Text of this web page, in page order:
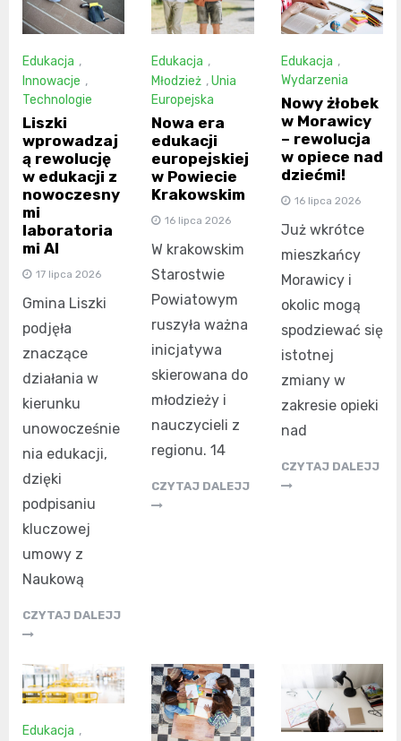
Edukacja ,
Innowacje ,
Technologie
Liszki
wprowadzaj
ą rewolucję
w edukacji z
nowoczesny
mi
laboratoria
mi AI
17 lipca 2026
Gmina Liszki
podjęła
znaczące
działania w
kierunku
unowocześnie
nia edukacji,
dzięki
podpisaniu
kluczowej
umowy z
Naukową
CZYTAJ DALEJJ
Edukacja ,
Młodzież ,Unia
Europejska
Nowa era
edukacji
europejskiej
w Powiecie
Krakowskim
16 lipca 2026
W krakowskim
Starostwie
Powiatowym
ruszyła ważna
inicjatywa
skierowana do
młodzieży i
nauczycieli z
regionu. 14
CZYTAJ DALEJJ
Edukacja ,
Wydarzenia
Nowy żłobek
w Morawicy
– rewolucja
w opiece nad
dziećmi!
16 lipca 2026
Już wkrótce
mieszkańcy
Morawicy i
okolic mogą
spodziewać się
istotnej
zmiany w
zakresie opieki
nad
CZYTAJ DALEJJ
Edukacja ,